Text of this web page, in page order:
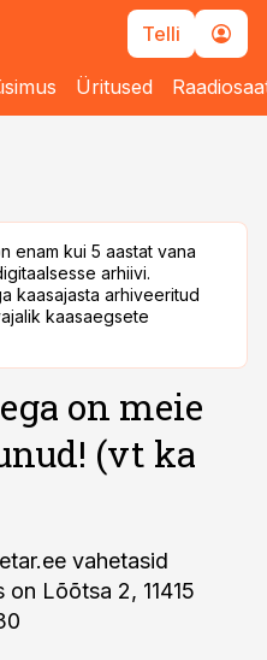
Telli
Üritused
enam kui 5 aastat vana
arhiivi.
kaasajasta arhiveeritud
kaasaegsete
on meie
(vt ka
vahetasid
Lõõtsa 2, 11415